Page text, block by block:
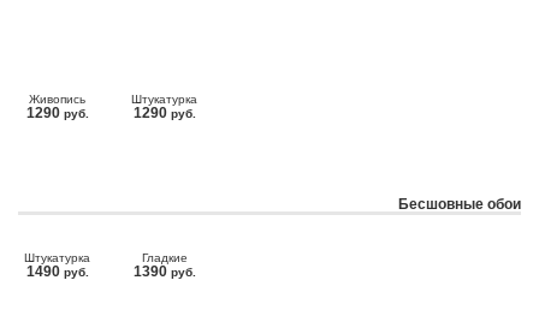
Живопись
1290 руб.
Штукатурка
1290 руб.
Бесшовные обои
Штукатурка
1490 руб.
Гладкие
1390 руб.